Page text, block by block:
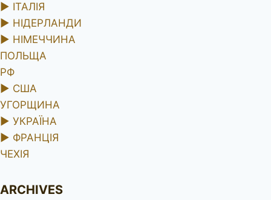
► ІТАЛІЯ
► НІДЕРЛАНДИ
► НІМЕЧЧИНА
ПОЛЬЩА
РФ
► США
УГОРЩИНА
► УКРАЇНА
► ФРАНЦІЯ
ЧЕХІЯ
ARCHIVES